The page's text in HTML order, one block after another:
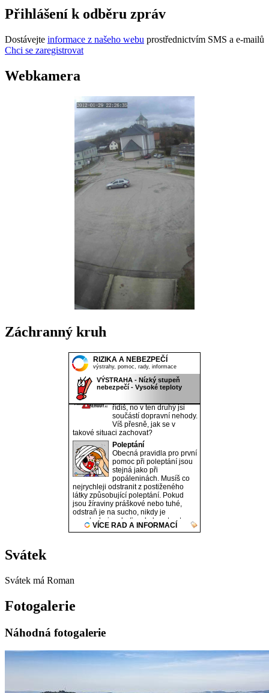
Přihlášení k odběru zpráv
Dostávejte informace z našeho webu prostřednictvím SMS a e-mailů
Chci se zaregistrovat
Webkamera
Záchranný kruh
Svátek
Svátek má Roman
Fotogalerie
Náhodná fotogalerie